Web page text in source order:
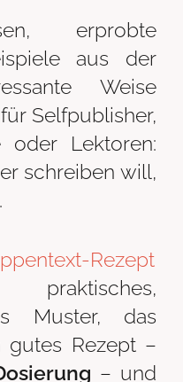
erprobte
aus der
Weise
Selfpublisher,
oder Lektoren:
schreiben will,
Rezept
Muster, das
Rezept –
– und